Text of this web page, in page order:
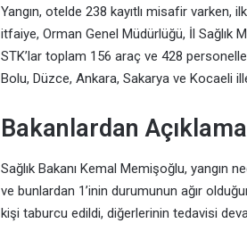
Yangın, otelde 238 kayıtlı misafir varken,
itfaiye, Orman Genel Müdürlüğü, İl Sağlık
STK’lar toplam 156 araç ve 428 personelle
Bolu, Düzce, Ankara, Sakarya ve Kocaeli
Bakanlardan
Sağlık Bakanı Kemal Memişoğlu, yangın
ve bunlardan 1’inin durumunun ağır
kişi taburcu edildi, diğerlerinin tedavisi